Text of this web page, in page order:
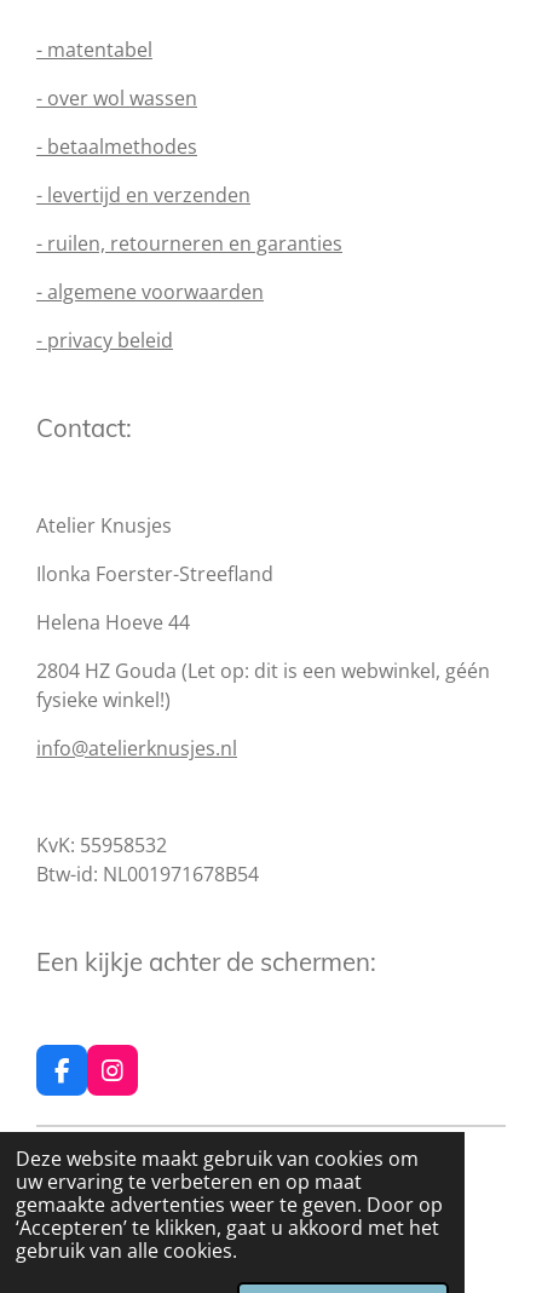
Deze website maakt gebruik van cookies om
uw ervaring te verbeteren en op maat
gemaakte advertenties weer te geven. Door op
‘Accepteren’ te klikken, gaat u akkoord met het
gebruik van alle cookies.
- matentabel
- over wol wassen
- betaalmethodes
- levertijd en verzenden
- ruilen, retourneren en garanties
- algemene voorwaarden
- privacy beleid
Contact:
Atelier Knusjes
Ilonka Foerster-Streefland
Helena Hoeve 44
2804 HZ Gouda (Let op: dit is een webwinkel, géén
fysieke winkel!)
info@atelierknusjes.nl
KvK: 55958532
Btw-id: NL001971678B54
Een kijkje achter de schermen:
F
a
c
e
b
o
o
k
I
n
s
t
a
g
r
a
m
© 2024 - 2026 Atelier Knusjes